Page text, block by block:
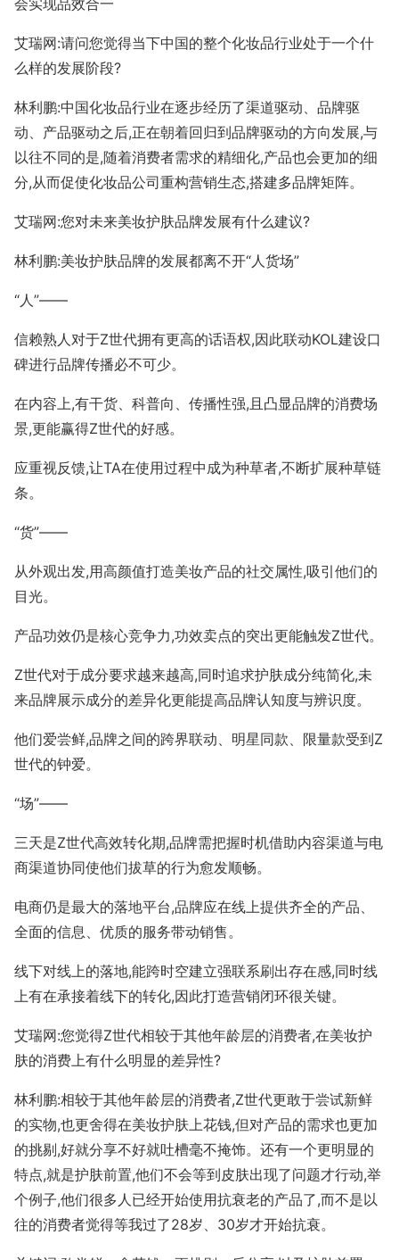
艾瑞网:请问您觉得当下中国的整个化妆品行业处于一个什
么样的发展阶段?
林利鹏:中国化妆品行业在逐步经历了渠道驱动、品牌驱
动、产品驱动之后,正在朝着回归到品牌驱动的方向发展,与
以往不同的是,随着消费者需求的精细化,产品也会更加的细
分,从而促使化妆品公司重构营销生态,搭建多品牌矩阵。
艾瑞网:您对未来美妆护肤品牌发展有什么建议?
林利鹏:美妆护肤品牌的发展都离不开“人货场”
“人”——
信赖熟人对于Z世代拥有更高的话语权,因此联动KOL建设口
碑进行品牌传播必不可少。
在内容上,有干货、科普向、传播性强,且凸显品牌的消费场
景,更能赢得Z世代的好感。
应重视反馈,让TA在使用过程中成为种草者,不断扩展种草链
条。
“货”——
从外观出发,用高颜值打造美妆产品的社交属性,吸引他们的
目光。
产品功效仍是核心竞争力,功效卖点的突出更能触发Z世代。
Z世代对于成分要求越来越高,同时追求护肤成分纯简化,未
来品牌展示成分的差异化更能提高品牌认知度与辨识度。
他们爱尝鲜,品牌之间的跨界联动、明星同款、限量款受到Z
世代的钟爱。
“场”——
三天是Z世代高效转化期,品牌需把握时机借助内容渠道与电
商渠道协同使他们拔草的行为愈发顺畅。
电商仍是最大的落地平台,品牌应在线上提供齐全的产品、
全面的信息、优质的服务带动销售。
线下对线上的落地,能跨时空建立强联系刷出存在感,同时线
上有在承接着线下的转化,因此打造营销闭环很关键。
艾瑞网:您觉得Z世代相较于其他年龄层的消费者,在美妆护
肤的消费上有什么明显的差异性?
林利鹏:相较于其他年龄层的消费者,Z世代更敢于尝试新鲜
的实物,也更舍得在美妆护肤上花钱,但对产品的需求也更加
的挑剔,好就分享不好就吐槽毫不掩饰。还有一个更明显的
特点,就是护肤前置,他们不会等到皮肤出现了问题才行动,举
个例子,他们很多人已经开始使用抗衰老的产品了,而不是以
往的消费者觉得等我过了28岁、30岁才开始抗衰。